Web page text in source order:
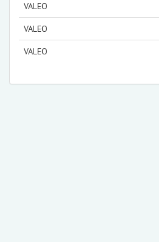
VALEO
VALEO
VALEO